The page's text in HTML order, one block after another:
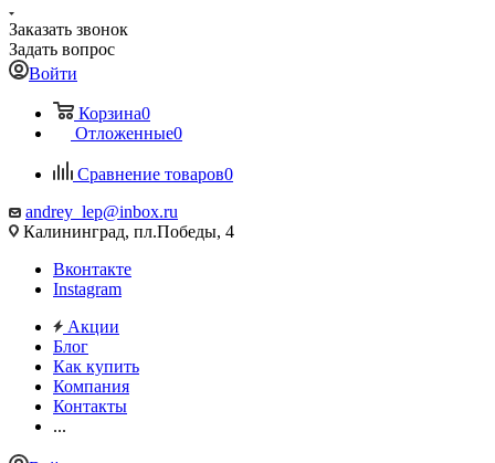
Заказать звонок
Задать вопрос
Войти
Корзина0
Отложенные0
Сравнение товаров0
andrey_lep@inbox.ru
Калининград, пл.Победы, 4
Вконтакте
Instagram
Акции
Блог
Как купить
Компания
Контакты
...